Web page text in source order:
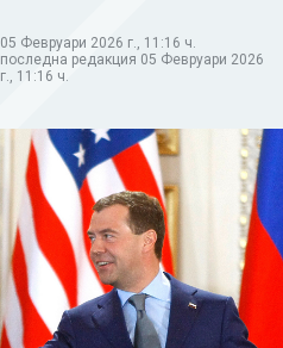
05 Февруари 2026 г., 11:16 ч.
последна редакция 05 Февруари 2026
г., 11:16 ч.